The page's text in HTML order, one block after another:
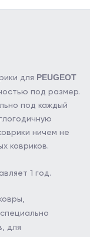
для PEUGEOT
под размер.
под каждый
ничем не
ковриков.
1 год.
для